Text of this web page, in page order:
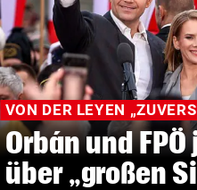
VON DER LEYEN
Orbán und
über „großen